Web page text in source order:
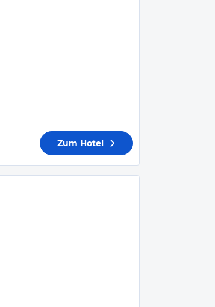
Zum Hotel